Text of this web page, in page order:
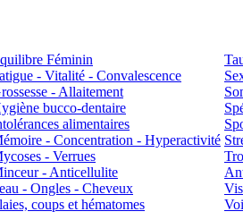
Féminin
- Vitalité - Convalescence
- Allaitement
bucco-dentaire
alimentaires
- Concentration - Hyperactivité
- Verrues
- Anticellulite
- Ongles - Cheveux
coups et hématomes